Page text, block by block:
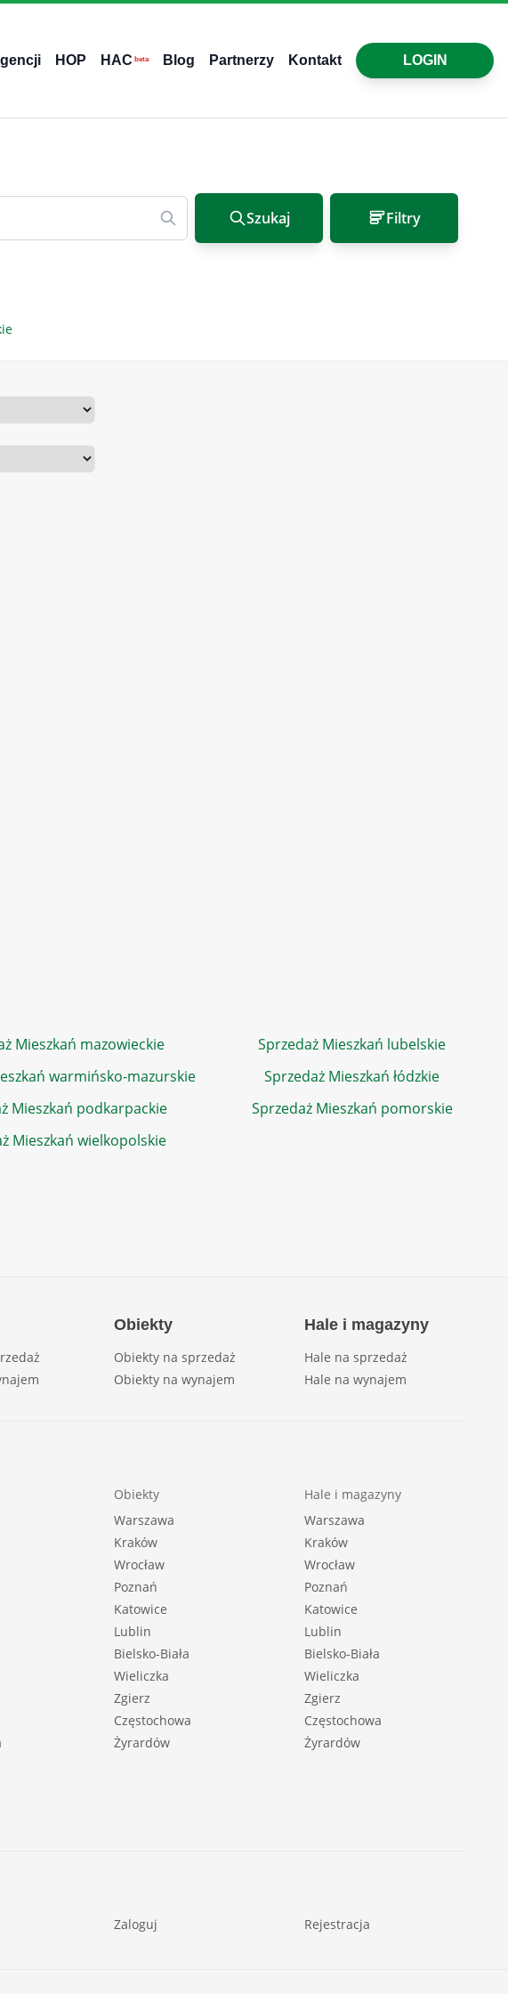
HOP HAC beta Blog Partnerzy Kontakt LOGIN
Szukaj Filtry
Mieszkań mazowieckie
Sprzedaż Mieszkań lubelskie
warmińsko-mazurskie
Sprzedaż Mieszkań łódzkie
Mieszkań podkarpackie
Sprzedaż Mieszkań pomorskie
Mieszkań wielkopolskie
Obiekty
Obiekty na sprzedaż
Obiekty na wynajem
Hale i magazyny
Hale na sprzedaż
Hale na wynajem
Obiekty
Warszawa
Kraków
Wrocław
Poznań
Katowice
Lublin
Bielsko-Biała
Wieliczka
Zgierz
Częstochowa
Żyrardów
Hale i magazyny
Warszawa
Kraków
Wrocław
Poznań
Katowice
Lublin
Bielsko-Biała
Wieliczka
Zgierz
Częstochowa
Żyrardów
Zaloguj Rejestracja